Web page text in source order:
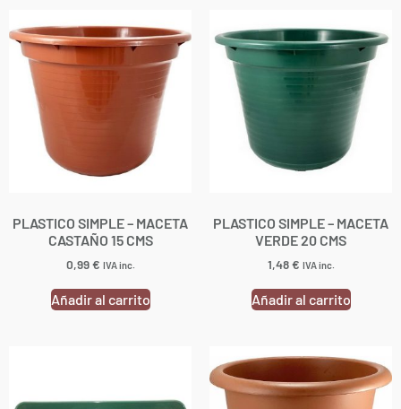
PLASTICO SIMPLE – MACETA
CASTAÑO 15 CMS
0,99€ IVA inc.
Añadir al carrito
PLASTICO SIMPLE – MACETA
VERDE 20 CMS
1,48€ IVA inc.
Añadir al carrito